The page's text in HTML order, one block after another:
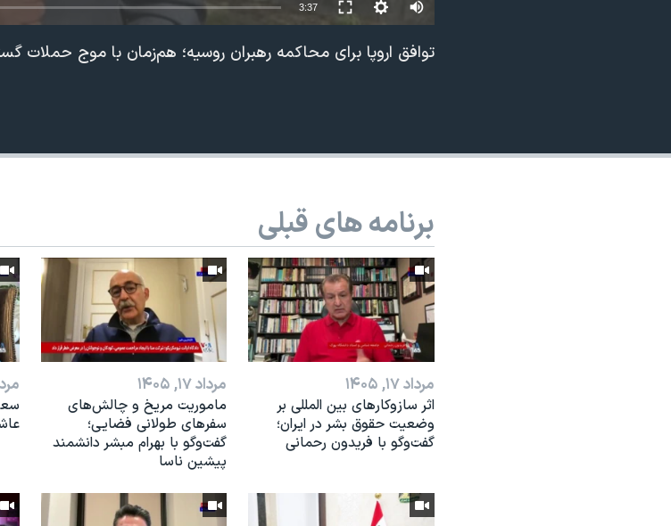
Auto
240p
720p
3:37
توافق اروپا برای محاکمه رهبران روسیه؛ هم‌زمان با موج حملات
برنامه های قبلی
مرداد ۱۷, ۱۴۰۵
اثر ساز‌و‌کارهای بین المللی بر
وضعیت حقوق بشر در ایران؛
گفت‌وگو با فریدون رحمانی
مرداد ۱۷, ۱۴۰۵
ماموریت مریخ و چالش‌های
سفرهای طولانی فضایی؛
گفت‌وگو با بهرام مبشر دانشمند
پیشین ناسا
مرداد